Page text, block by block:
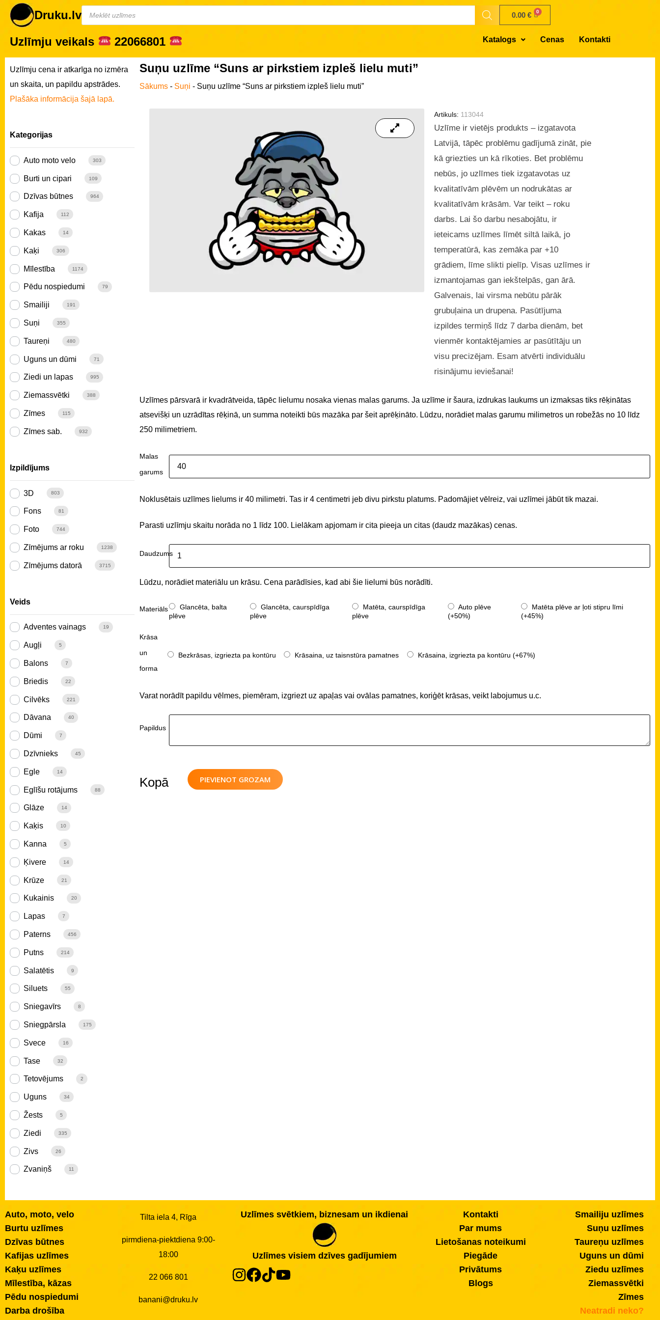
Druku.lv 0.00€
Uzlīmju veikals 22066801 Katalogs Cenas Kontakti
Uzlīmju cena ir atkarīga no izmēra
un skaita, un papildu apstrādes.
Plašāka informācija šajā lapā.
Kategorijas
Auto moto velo 303
Burti un cipari 109
Dzīvas būtnes 964
Kafija 112
Kakas 14
Kaķi 306
Mīlestība 1174
Pēdu nospiedumi 79
Smailiji 191
Suņi 355
Taureņi 480
Uguns un dūmi 71
Ziedi un lapas 995
Ziemassvētki 388
Zīmes 115
Zīmes sab. 932
Izpildījums
3D 803
Fons 81
Foto 744
Zīmējums ar roku 1238
Zīmējums datorā 3715
Veids
Adventes vainags 19
Augļi 5
Balons 7
Briedis 22
Cilvēks 221
Dāvana 40
Dūmi 7
Dzīvnieks 45
Egle 14
Eglīšu rotājums 88
Glāze 14
Kaķis 10
Kanna 5
Ķivere 14
Krūze 21
Kukainis 20
Lapas 7
Paterns 456
Putns 214
Salatētis 9
Siluets 55
Sniegavīrs 8
Sniegpārsla 175
Svece 16
Tase 32
Tetovējums 2
Uguns 34
Žests 5
Ziedi 335
Zivs 26
Zvaniņš 11
Suņu uzlīme “Suns ar pirkstiem izpleš lielu muti”
Sākums- Suņi - Suņu uzlīme “Suns ar pirkstiem izpleš lielu muti”
Artikuls: 113044
Uzlīme ir vietējs produkts – izgatavota
Latvijā, tāpēc problēmu gadījumā zināt, pie
kā griezties un kā rīkoties. Bet problēmu
nebūs, jo uzlīmes tiek izgatavotas uz
kvalitatīvām plēvēm un nodrukātas ar
kvalitatīvām krāsām. Var teikt – roku
darbs. Lai šo darbu nesabojātu, ir
ieteicams uzlīmes līmēt siltā laikā, jo
temperatūrā, kas zemāka par +10
grādiem, līme slikti pielīp. Visas uzlīmes ir
izmantojamas gan iekštelpās, gan ārā.
Galvenais, lai virsma nebūtu pārāk
grubuļaina un drupena. Pasūtījuma
izpildes termiņš līdz 7 darba dienām, bet
vienmēr kontaktējamies ar pasūtītāju un
visu precizējam. Esam atvērti individuālu
risinājumu ieviešanai!
Uzlīmes pārsvarā ir kvadrātveida, tāpēc lielumu nosaka vienas malas garums. Ja uzlīme ir šaura, izdrukas laukums un izmaksas tiks rēķinātas
atsevišķi un uzrādītas rēķinā, un summa noteikti būs mazāka par šeit aprēķināto. Lūdzu, norādiet malas garumu milimetros un robežās no 10 līdz
250 milimetriem.
Malas
garums
Noklusētais uzlīmes lielums ir 40 milimetri. Tas ir 4 centimetri jeb divu pirkstu platums. Padomājiet vēlreiz, vai uzlīmei jābūt tik mazai.
Parasti uzlīmju skaitu norāda no 1 līdz 100. Lielākam apjomam ir cita pieeja un citas (daudz mazākas) cenas.
Daudzums
Lūdzu, norādiet materiālu un krāsu. Cena parādīsies, kad abi šie lielumi būs norādīti.
Materiāls
Glancēta, balta
plēve
Glancēta, caurspīdīga
plēve
Matēta, caurspīdīga
plēve
Auto plēve
(+50%)
Matēta plēve ar ļoti stipru līmi
(+45%)
Krāsa
un
forma
Bezkrāsas, izgriezta pa kontūru Krāsaina, uz taisnstūra pamatnes Krāsaina, izgriezta pa kontūru (+67%)
Varat norādīt papildu vēlmes, piemēram, izgriezt uz apaļas vai ovālas pamatnes, koriģēt krāsas, veikt labojumus u.c.
Papildus
PIEVIENOT GROZAM
Kopā
Auto, moto, velo
Burtu uzlīmes
Dzīvas būtnes
Kafijas uzlīmes
Kaķu uzlīmes
Mīlestība, kāzas
Pēdu nospiedumi
Darba drošība
Tilta iela 4, Rīga
pirmdiena-piektdiena 9:00-
18:00
22 066 801
banani@druku.lv
Uzlīmes svētkiem, biznesam un ikdienai
Uzlīmes visiem dzīves gadījumiem
Kontakti
Par mums
Lietošanas noteikumi
Piegāde
Privātums
Blogs
Smailiju uzlīmes
Suņu uzlīmes
Taureņu uzlīmes
Uguns un dūmi
Ziedu uzlīmes
Ziemassvētki
Zīmes
Neatradi neko?